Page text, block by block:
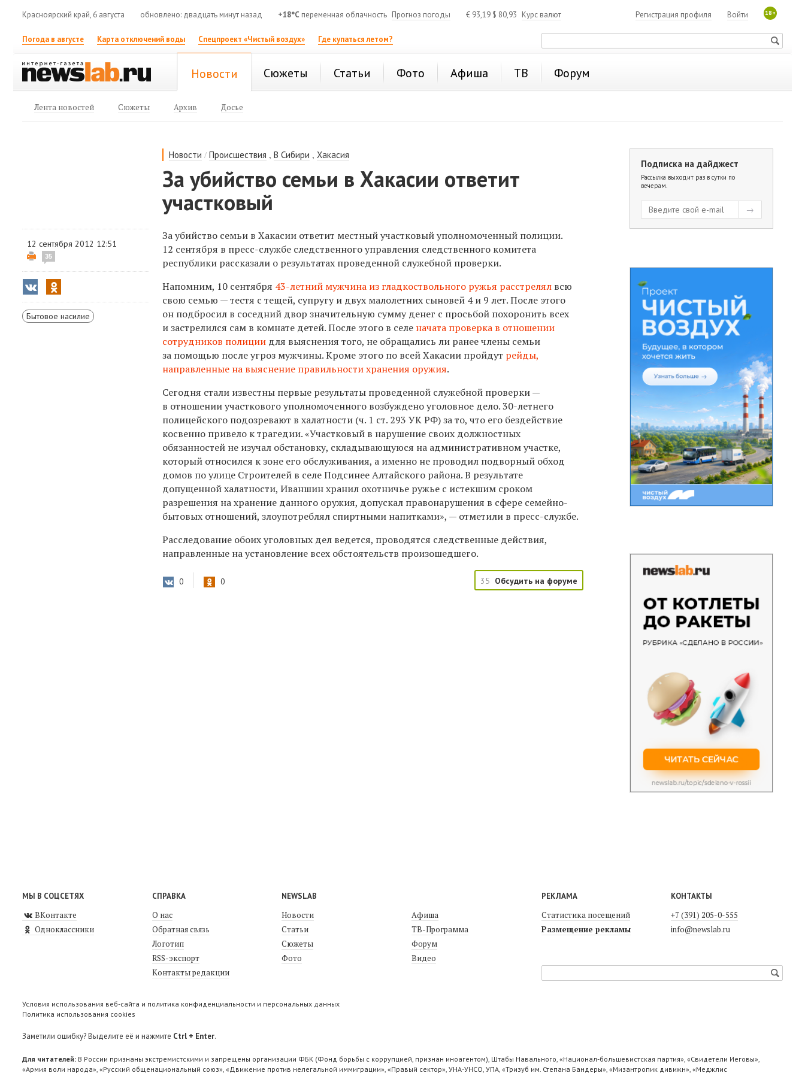
Красноярский край, 6 августа обновлено: двадцать минут назад +18°C переменная облачность Прогноз погоды € 93,19 $ 80,93 Курс валют 18+
Войти
Регистрация профиля
Погода в августе Карта отключений воды Спецпроект «Чистый воздух» Где купаться летом?
Новости Сюжеты Статьи Фото Афиша ТВ Форум
Лента новостей Сюжеты Архив Досье
Новости /Происшествия ,В Сибири , Хакасия
За убийство семьи в Хакасии ответит
участковый
12 сентября 2012 12:51
35
Бытовое насилие
За убийство семьи в Хакасии ответит местный участковый уполномоченный полиции.
12 сентября в пресс-службе следственного управления следственного комитета
республики рассказали о результатах проведенной служебной проверки.
Напомним, 10 сентября 43-летний мужчина из гладкоствольного ружья расстрелял всю
свою семью — тестя с тещей, супругу и двух малолетних сыновей 4 и 9 лет. После этого
он подбросил в соседний двор значительную сумму денег с просьбой похоронить всех
и застрелился сам в комнате детей. После этого в селе начата проверка в отношении
сотрудников полиции для выяснения того, не обращались ли ранее члены семьи
за помощью после угроз мужчины. Кроме этого по всей Хакасии пройдут рейды,
направленные на выяснение правильности хранения оружия.
Сегодня стали известны первые результаты проведенной служебной проверки —
в отношении участкового уполномоченного возбуждено уголовное дело.30-летнего
полицейского подозревают в халатности (ч. 1 ст. 293 УК РФ) за то, что его бездействие
косвенно привело к трагедии. «Участковый в нарушение своих должностных
обязанностей не изучал обстановку, складывающуюся на административном участке,
который относился к зоне его обслуживания, а именно не проводил подворный обход
домов по улице Строителей в селе Подсинее Алтайского района. В результате
допущенной халатности, Иваншин хранил охотничье ружье с истекшим сроком
разрешения на хранение данного оружия, допускал правонарушения в сфере семейно-
бытовых отношений, злоупотреблял спиртными напитками», — отметили в пресс-службе.
Расследование обоих уголовных дел ведется, проводятся следственные действия,
направленные на установление всех обстоятельств произошедшего.
0 0 35 Обсудить на форуме
Подписка на дайджест
Рассылка выходит раз в сутки по
вечерам.
МЫ В СОЦСЕТЯХ
ВКонтакте
Одноклассники
СПРАВКА
О нас
Обратная связь
Логотип
RSS-экспорт
Контакты редакции
NEWSLAB
Новости
Статьи
Сюжеты
Фото
Афиша
ТВ-Программа
Форум
Видео
РЕКЛАМА
Статистика посещений
Размещение рекламы
КОНТАКТЫ
+7 (391) 205-0-555
info@newslab.ru
Условия использования веб-сайта и политика конфиденциальности и персональных данных
Политика использования cookies
Заметили ошибку? Выделите её и нажмите Ctrl + Enter.
Для читателей: В России признаны экстремистскими и запрещены организации ФБК (Фонд борьбы с коррупцией, признан иноагентом), Штабы Навального, «Национал-большевистская партия», «Свидетели Иеговы»,
«Армия воли народа», «Русский общенациональный союз», «Движение против нелегальной иммиграции», «Правый сектор», УНА-УНСО, УПА, «Тризуб им. Степана Бандеры», «Мизантропик дивижн», «Меджлис